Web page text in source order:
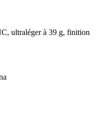
ultraléger à 39 g, finition